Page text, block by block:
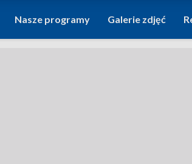
Nasze programy Galerie zdjęć